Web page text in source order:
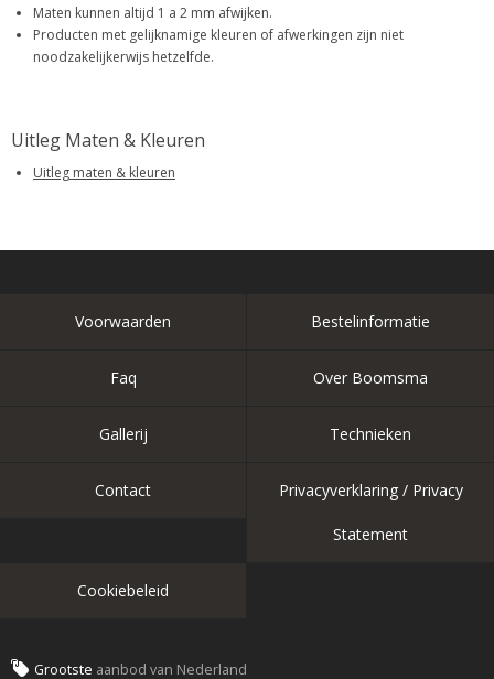
Maten kunnen altijd 1 a 2 mm afwijken.
Producten met gelijknamige kleuren of afwerkingen zijn niet
noodzakelijkerwijs hetzelfde.
Uitleg Maten & Kleuren
Uitleg maten & kleuren
Voorwaarden Bestelinformatie
Faq Over Boomsma
Gallerij Technieken
Contact Privacyverklaring / Privacy
Statement
Cookiebeleid
Grootste aanbod van Nederland